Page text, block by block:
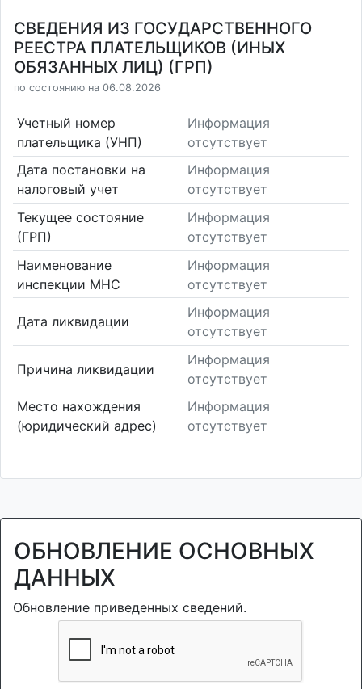
СВЕДЕНИЯ ИЗ ГОСУДАРСТВЕННОГО
РЕЕСТРА ПЛАТЕЛЬЩИКОВ (ИНЫХ
ОБЯЗАННЫХ ЛИЦ) (ГРП)
по состоянию на 06.08.2026
Учетный номер
плательщика (УНП)
Информация
отсутствует
Дата постановки на
налоговый учет
Информация
отсутствует
Текущее состояние
(ГРП)
Информация
отсутствует
Наименование
инспекции МНС
Информация
отсутствует
Дата ликвидации
Информация
отсутствует
Причина ликвидации
Информация
отсутствует
Место нахождения
(юридический адрес)
Информация
отсутствует
ОБНОВЛЕНИЕ ОСНОВНЫХ
ДАННЫХ
Обновление приведенных сведений.